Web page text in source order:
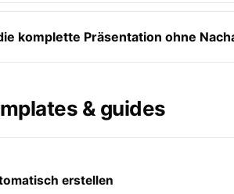
komplette Präsentation ohne
& guides
erstellen